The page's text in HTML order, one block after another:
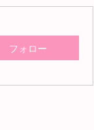
フォロー